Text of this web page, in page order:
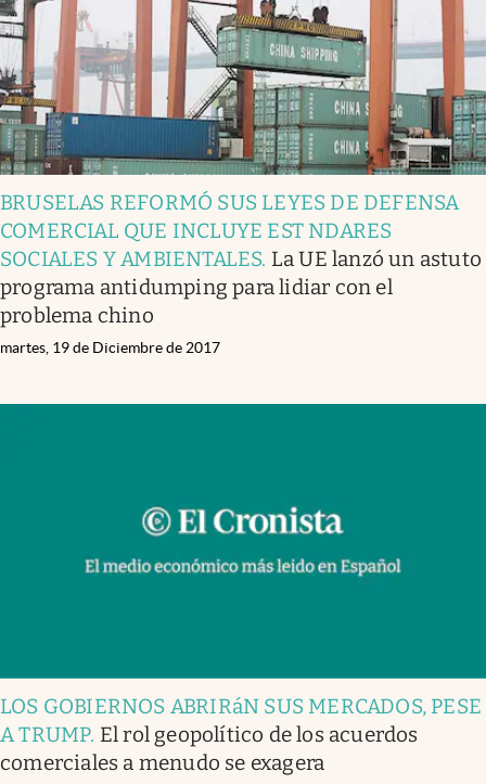
BRUSELAS REFORMÓ SUS LEYES DE DEFENSA
COMERCIAL QUE INCLUYE EST NDARES
SOCIALES Y AMBIENTALES. La UE lanzó un astuto
programa antidumping para lidiar con el
problema chino
martes, 19 de Diciembre de 2017
LOS GOBIERNOS ABRIRáN SUS MERCADOS, PESE
A TRUMP. El rol geopolítico de los acuerdos
comerciales a menudo se exagera